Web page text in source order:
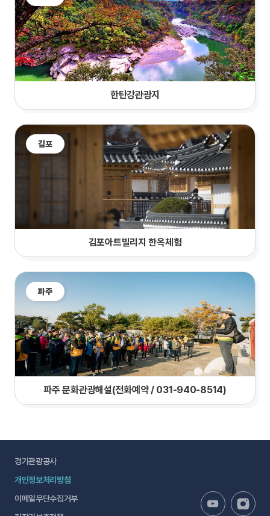
한탄강관광지
김포
김포아트빌리지 한옥체험
파주
파주 문화관광해설(전화예약 / 031-940-8514)
경기관광공사
개인정보처리방침
이메일무단수집거부